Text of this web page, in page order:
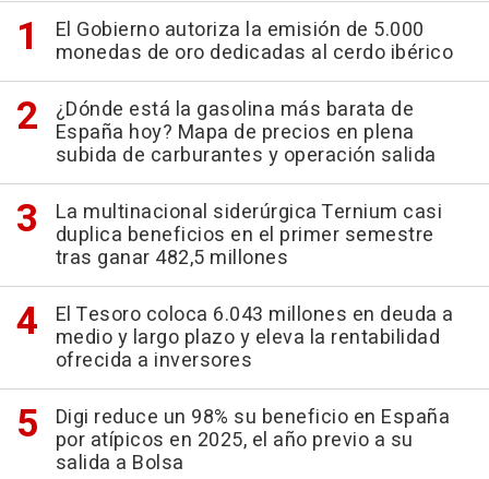
El Gobierno autoriza la emisión de 5.000
monedas de oro dedicadas al cerdo ibérico
¿Dónde está la gasolina más barata de
España hoy? Mapa de precios en plena
subida de carburantes y operación salida
La multinacional siderúrgica Ternium casi
duplica beneficios en el primer semestre
tras ganar 482,5 millones
El Tesoro coloca 6.043 millones en deuda a
medio y largo plazo y eleva la rentabilidad
ofrecida a inversores
Digi reduce un 98% su beneficio en España
por atípicos en 2025, el año previo a su
salida a Bolsa